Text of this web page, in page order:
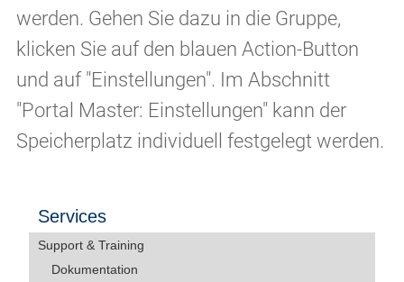
werden. Gehen Sie dazu in die Gruppe,
klicken Sie auf den blauen Action-Button
und auf "Einstellungen". Im Abschnitt
"Portal Master: Einstellungen" kann der
Speicherplatz individuell festgelegt werden.
Services
Support & Training
Dokumentation